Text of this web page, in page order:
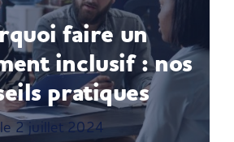
faire un
inclusif : nos
pratiques
le 2 juillet 2024